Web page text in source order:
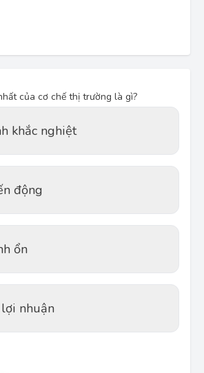
của cơ chế thị trường là gì?
khắc nghiệt
động
ổn
nhuận